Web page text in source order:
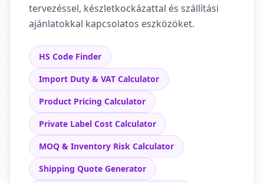
tervezéssel, készletkockázattal és szállítási
ajánlatokkal kapcsolatos eszközöket.
HS Code Finder
Import Duty & VAT Calculator
Product Pricing Calculator
Private Label Cost Calculator
MOQ & Inventory Risk Calculator
Shipping Quote Generator